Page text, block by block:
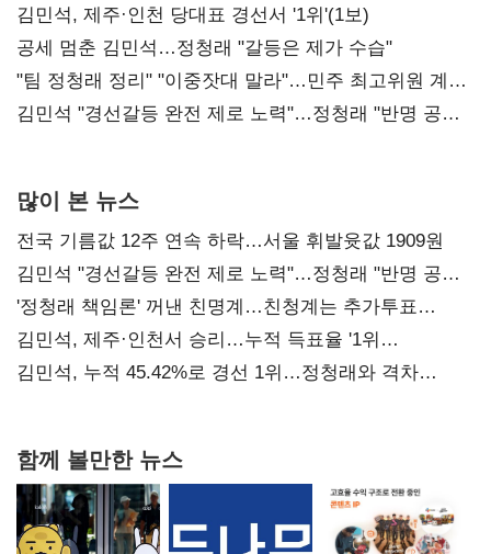
0.86%p(2보)
김민석, 제주·인천 당대표 경선서 '1위'(1보)
공세 멈춘 김민석…정청래 "갈등은 제가 수습"
"팀 정청래 정리" "이중잣대 말라"…민주 최고위원 계파
다툼 격화
김민석 "경선갈등 완전 제로 노력"…정청래 "반명 공세
많이 본 뉴스
전국 기름값 12주 연속 하락…서울 휘발윳값 1909원
김민석 "경선갈등 완전 제로 노력"…정청래 "반명 공세
사과부터"
'정청래 책임론' 꺼낸 친명계…친청계는 추가투표
때리기
김민석, 제주·인천서 승리…누적 득표율 '1위
탈환'(종합)
김민석, 누적 45.42%로 경선 1위…정청래와 격차
함께 볼만한 뉴스